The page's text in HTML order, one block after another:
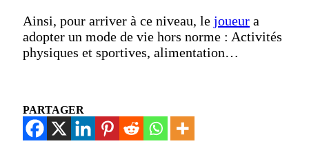
Ainsi, pour arriver à ce niveau, le joueur a
adopter un mode de vie hors norme : Activités
physiques et sportives, alimentation…
PARTAGER